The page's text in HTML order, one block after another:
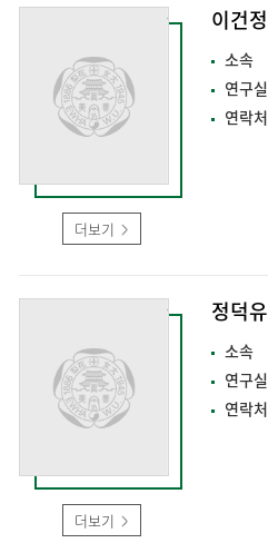
더보기
이건정
소속
연구실
연락처
더보기
정덕유
소속
연구실
연락처